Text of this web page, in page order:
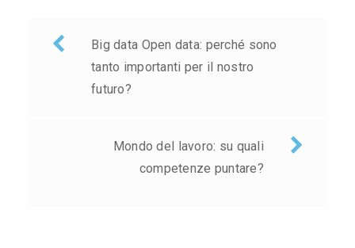
Navigazione
articoliBig data Open data: perché sono
tanto importanti per il nostro
futuro?
Mondo del lavoro: su quali
competenze puntare?